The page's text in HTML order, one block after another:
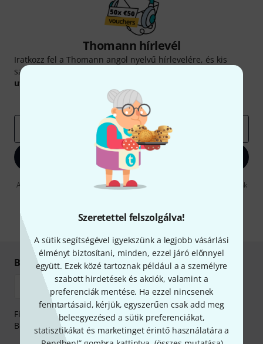
Szeretettel felszolgálva!
A sütik segítségével igyekszünk a legjobb vásárlási
élményt biztosítani, minden, ezzel járó előnnyel
együtt. Ezek közé tartoznak például a a személyre
szabott hirdetések és akciók, valamint a
preferenciák mentése. Ha ezzel nincsenek
fenntartásaid, kérjük, egyszerűen csak add meg
beleegyezésed a sütik preferenciákat,
statisztikákat és marketinget érintő használatára a
Thomann hírlevél
Iratkozz fel a Thomann angol nyelvű hírlevelére, és kis
szerencsével megnyerheted a
utalvány
Inspiráló gondolatok
Bejelentkezés
A "Bejelentkezés" gombra kattintva elfogadja, hogy e-mailben küldjünk
* Kitöltés kötelező
Biztonságos vásárlás és fizetés
Fizessen biztonságosan, titkosítással: Banki átutalás vagy
Betéti- vagy hitelkártya segítségével